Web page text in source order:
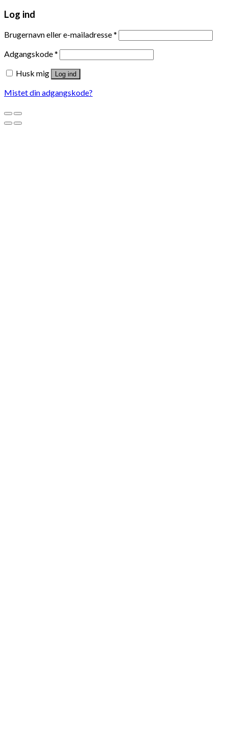
Log ind
Brugernavn eller e-mailadresse*
Adgangskode*
Husk mig
Log ind
Mistet din adgangskode?